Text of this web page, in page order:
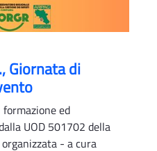
Giornata di
ed
UOD 501702 della
- a cura